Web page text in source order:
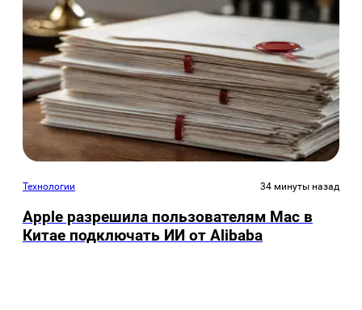
Технологии 34 минуты назад
Apple разрешила пользователям Mac в
Китае подключать ИИ от Alibaba